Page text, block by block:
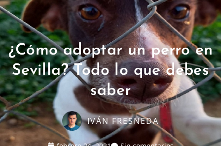
¿Cómo adoptar un perro en
Sevilla? Todo lo que debes
saber
IVÁN FRESNEDA